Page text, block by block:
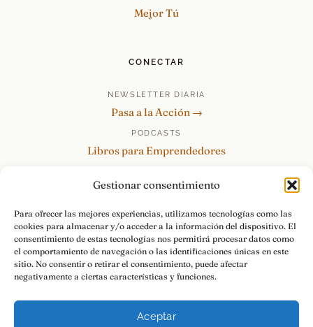
Gestionar consentimiento
Para ofrecer las mejores experiencias, utilizamos tecnologías como las
cookies para almacenar y/o acceder a la información del dispositivo. El
consentimiento de estas tecnologías nos permitirá procesar datos como
el comportamiento de navegación o las identificaciones únicas en este
sitio. No consentir o retirar el consentimiento, puede afectar
negativamente a ciertas características y funciones.
Aceptar
Mejor Tú
CONECTAR
NEWSLETTER DIARIA
Pasa a la Acción →
PODCASTS
Libros para Emprendedores
re:Invéntate / PowerSkills
MENTOR360
HABLAMOS
Contacto y consultas →